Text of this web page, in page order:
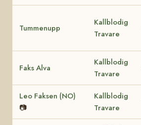
Tummenupp
Kallblodig
Travare
Faks Alva
Kallblodig
Travare
Leo Faksen (NO)
📷
Kallblodig
Travare